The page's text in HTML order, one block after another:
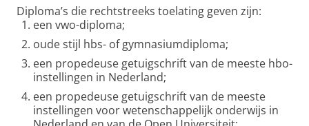
Diploma’s die rechtstreeks toelating geven zijn:
een vwo-diploma;
oude stijl hbs- of gymnasiumdiploma;
een propedeuse getuigschrift van de meeste hbo-
instellingen in Nederland;
een propedeuse getuigschrift van de meeste
instellingen voor wetenschappelijk onderwijs in